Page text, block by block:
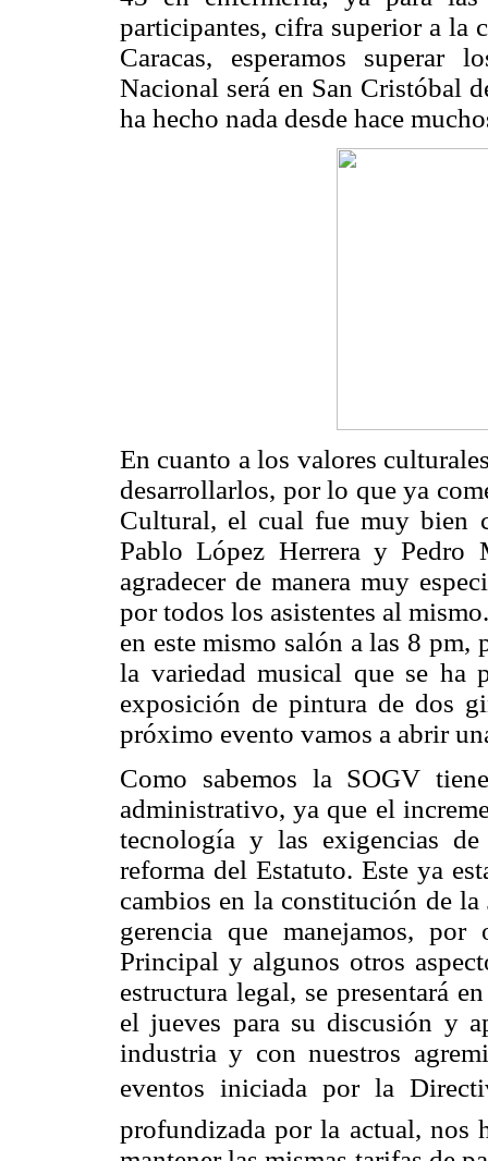
participantes, cifra superior a la
Caracas, esperamos superar
Nacional será en San Cristóbal
ha hecho nada desde hace
En cuanto a los valores
desarrollarlos, por lo que ya
Cultural, el cual fue muy bien
Pablo López Herrera y Pedro
agradecer de manera muy
por todos los asistentes al
en este mismo salón a las 8
la variedad musical que se ha
exposición de pintura de dos
próximo evento vamos a abrir
Como sabemos la SOGV
administrativo, ya que el
tecnología y las exigencias
reforma del Estatuto. Este ya
cambios en la constitución de
gerencia que manejamos,
Principal y algunos otros
estructura legal, se presentará
el jueves para su discusión y
industria y con nuestros
eventos iniciada por la
profundizada por la actual, nos